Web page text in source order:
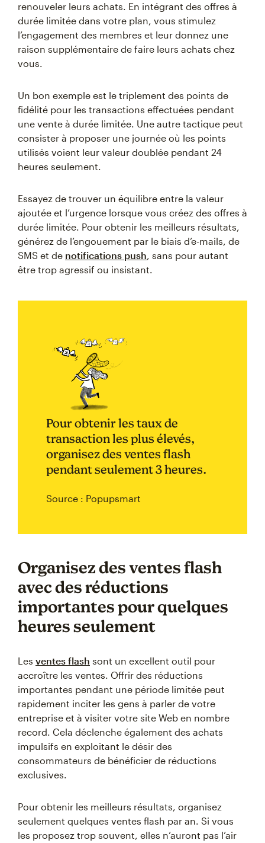
renouveler leurs achats. En intégrant des offres à
durée limitée dans votre plan, vous stimulez
l’engagement des membres et leur donnez une
raison supplémentaire de faire leurs achats chez
vous.
Un bon exemple est le triplement des points de
fidélité pour les transactions effectuées pendant
une vente à durée limitée. Une autre tactique peut
consister à proposer une journée où les points
utilisés voient leur valeur doublée pendant 24
heures seulement.
Essayez de trouver un équilibre entre la valeur
ajoutée et l’urgence lorsque vous créez des offres à
durée limitée. Pour obtenir les meilleurs résultats,
générez de l’engouement par le biais d’e-mails, de
SMS et de notifications push, sans pour autant
être trop agressif ou insistant.
Pour obtenir les taux de
transaction les plus élevés,
organisez des ventes flash
pendant seulement 3 heures.
Source : Popupsmart
Organisez des ventes flash
avec des réductions
importantes pour quelques
heures seulement
Les ventes flash sont un excellent outil pour
accroître les ventes. Offrir des réductions
importantes pendant une période limitée peut
rapidement inciter les gens à parler de votre
entreprise et à visiter votre site Web en nombre
record. Cela déclenche également des achats
impulsifs en exploitant le désir des
consommateurs de bénéficier de réductions
exclusives.
Pour obtenir les meilleurs résultats, organisez
seulement quelques ventes flash par an. Si vous
les proposez trop souvent, elles n’auront pas l’air